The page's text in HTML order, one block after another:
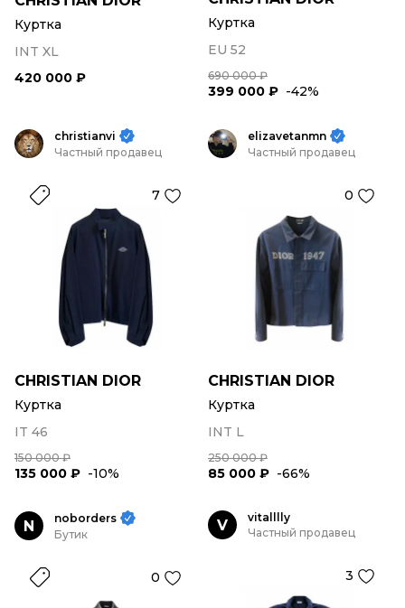
Куртка
INT XL
420 000 ₽
Куртка
EU 52
690 000 ₽
399 000 ₽ -42%
christianvi
Частный продавец
7
CHRISTIAN DIOR
Куртка
IT 46
150 000 ₽
135 000 ₽ -10%
elizavetanmn
Частный продавец
0
CHRISTIAN DIOR
Куртка
INT L
250 000 ₽
85 000 ₽ -66%
N
noborders
Бутик
0
V
vitalllly
Частный продавец
3